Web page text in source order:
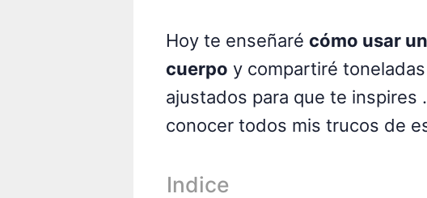
Hoy te enseñaré cómo usar
cuerpo y compartiré
ajustados para que te inspires
conocer todos mis trucos de
Indice